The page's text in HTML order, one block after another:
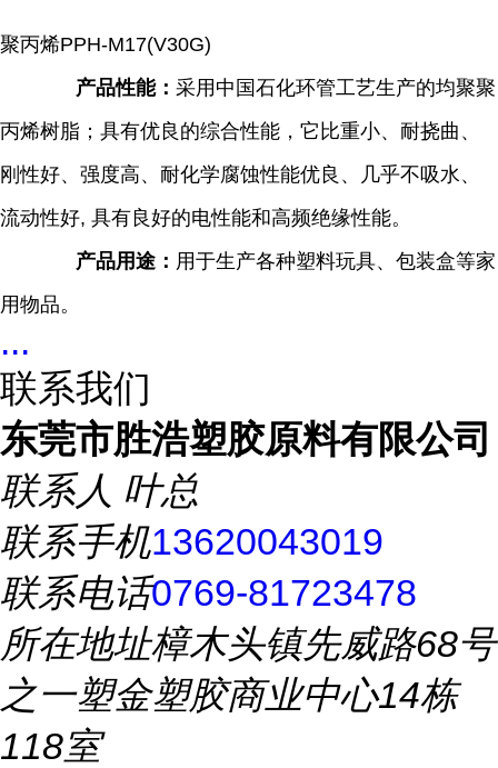
聚丙烯PPH-M17(V30G)
产品性能： 采用中国石化环管工艺生产的均聚聚
丙烯树脂；具有优良的综合性能，它比重小、耐挠曲、
刚性好、强度高、耐化学腐蚀性能优良、几乎不吸水、
流动性好, 具有良好的电性能和高频绝缘性能。
产品用途： 用于生产各种塑料玩具、包装盒等家
用物品。
...
联系我们
东莞市胜浩塑胶原料有限公司
联系人 叶总
联系手机13620043019
联系电话0769-81723478
所在地址樟木头镇先威路68号
之一塑金塑胶商业中心14栋
118室